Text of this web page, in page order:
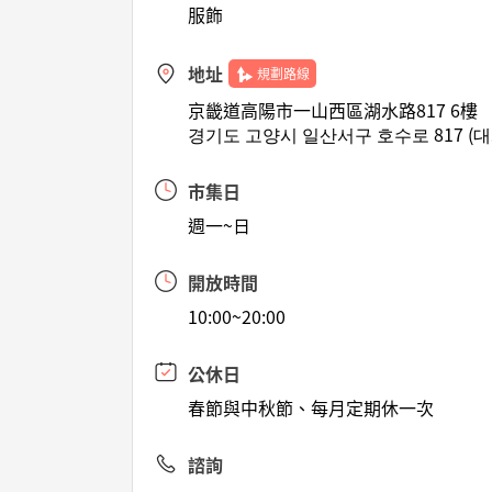
服飾
地址 規劃路線
京畿道高陽市一山西區湖水路817 6樓
경기도 고양시 일산서구 호수로 817 (
市集日
週一~日
開放時間
10:00~20:00
公休日
春節與中秋節、每月定期休一次
諮詢